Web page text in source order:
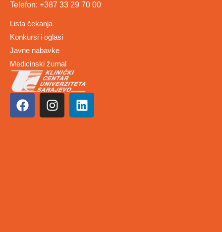
Telefon: +387 33 29 70 00
Lista čekanja
Konkursi i oglasi
Javne nabavke
Medicinski žurnal